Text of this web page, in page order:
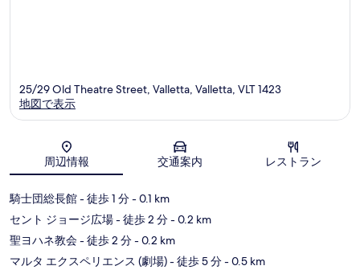
地図
25/29 Old Theatre Street, Valletta, Valletta, VLT 1423
地図で表示
周辺情報 交通案内 レストラン
騎士団総長館- 徒歩 1 分- 0.1 km
セント ジョージ広場- 徒歩 2 分- 0.2 km
聖ヨハネ教会- 徒歩 2 分- 0.2 km
マルタ エクスペリエンス (劇場)- 徒歩 5 分- 0.5 km